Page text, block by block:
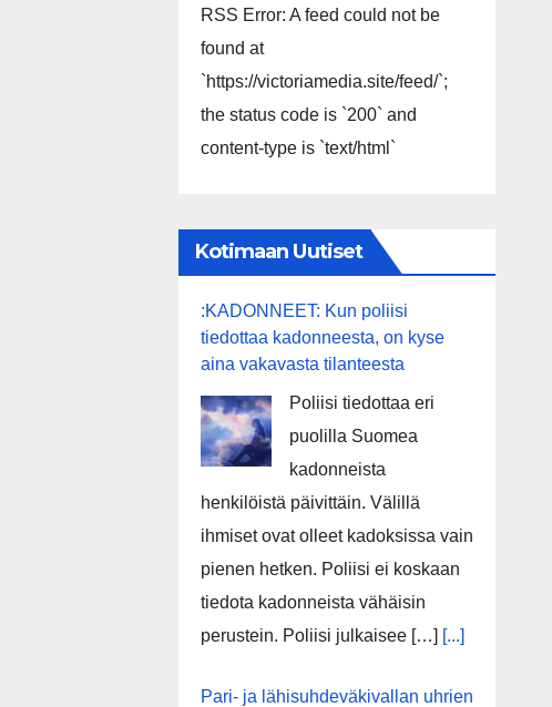
RSS Error: A feed could not be
found at
`https://victoriamedia.site/feed/`;
the status code is `200` and
content-type is `text/html`
Kotimaan Uutiset
:KADONNEET: Kun poliisi
tiedottaa kadonneesta, on kyse
aina vakavasta tilanteesta
Poliisi tiedottaa eri
puolilla Suomea
kadonneista
henkilöistä päivittäin. Välillä
ihmiset ovat olleet kadoksissa vain
pienen hetken. Poliisi ei koskaan
tiedota kadonneista vähäisin
perustein. Poliisi julkaisee […] [...]
Pari- ja lähisuhdeväkivallan uhrien